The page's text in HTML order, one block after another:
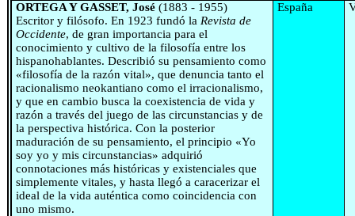
ORTEGA Y GASSET, José(1883 - 1955)
Escritor y filósofo. En 1923 fundó la Revista de
Occidente, de gran importancia para el
conocimiento y cultivo de la filosofía entre los
hispanohablantes. Describió su pensamiento como
«filosofía de la razón vital», que denuncia tanto el
racionalismo neokantiano como el irracionalismo,
y que en cambio busca la coexistencia de vida y
razón a través del juego de las circunstancias y de
la perspectiva histórica. Con la posterior
maduración de su pensamiento, el principio «Yo
soy yo y mis circunstancias» adquirió
connotaciones más históricas y existenciales que
simplemente vitales, y hasta llegó a caracerizar el
ideal de la vida auténtica como coincidencia con
uno mismo.
España